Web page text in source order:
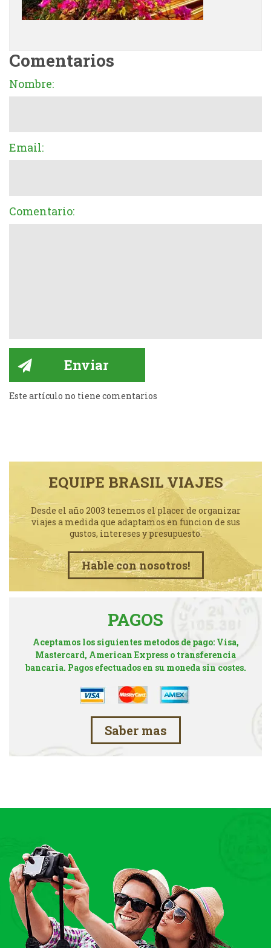
Comentarios
Nombre:
Email:
Comentario:
Este artículo no tiene comentarios
EQUIPE BRASIL VIAJES
Desde el año 2003 tenemos el placer de organizar
viajes a medida que adaptamos en funcion de sus
gustos, intereses y presupuesto.
Hable con nosotros!
PAGOS
Aceptamos los siguientes metodos de pago: Visa,
Mastercard, American Express o transferencia
bancaria. Pagos efectuados en su moneda sin costes.
Saber mas